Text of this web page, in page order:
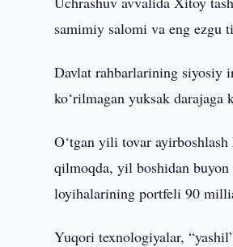
samimiy salomi va eng ezgu
Davlat rahbarlarining siyosiy
ko‘rilmagan yuksak
O‘tgan yili tovar
qilmoqda, yil boshidan
loyihalarining portfeli 90
Yuqori texnologiyalar,